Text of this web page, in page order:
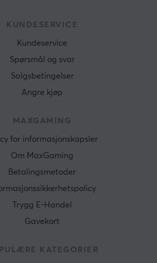
KUNDESERVICE
Kundeservice
Spørsmål og svar
Salgsbetingelser
Angre kjøp
MAXGAMING
for informasjonskapsler
Om MaxGaming
Betalingsmetoder
Trygg E-Handel
Gavekort
KATEGORIER